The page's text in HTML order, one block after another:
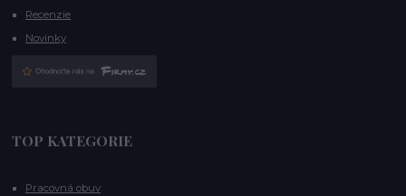
Recenzie
Novinky
TOP KATEGORIE
Pracovná obuv